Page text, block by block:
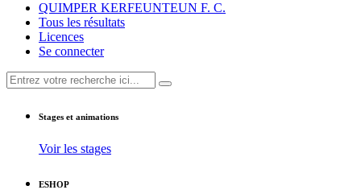
QUIMPER KERFEUNTEUN F. C.
Tous les résultats
Licences
Se connecter
Stages et animations
Voir les stages
ESHOP